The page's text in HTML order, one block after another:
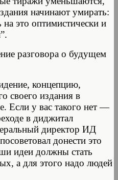
начинают умирать:
это оптимистически и
разговора о будущем
концепцию,
своего издания в
Если у вас такого нет —
в диджитал
директор ИД
донести это
идеи должны стать
а для этого надо людей